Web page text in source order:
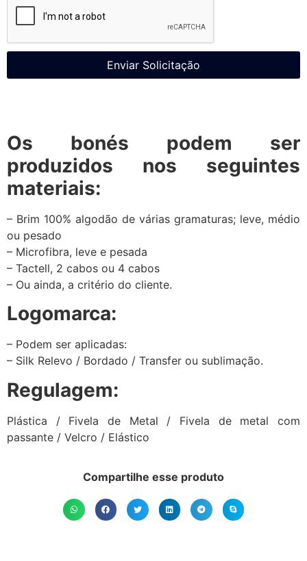
Enviar Solicitação
Os bonés podem ser
produzidos nos seguintes
materiais:
– Brim 100% algodão de várias gramaturas; leve, médio
ou pesado
– Microfibra, leve e pesada
– Tactell, 2 cabos ou 4 cabos
– Ou ainda, a critério do cliente.
Logomarca:
– Podem ser aplicadas:
– Silk Relevo / Bordado / Transfer ou sublimação.
Regulagem:
Plástica / Fivela de Metal / Fivela de metal com
passante / Velcro / Elástico
Compartilhe esse produto